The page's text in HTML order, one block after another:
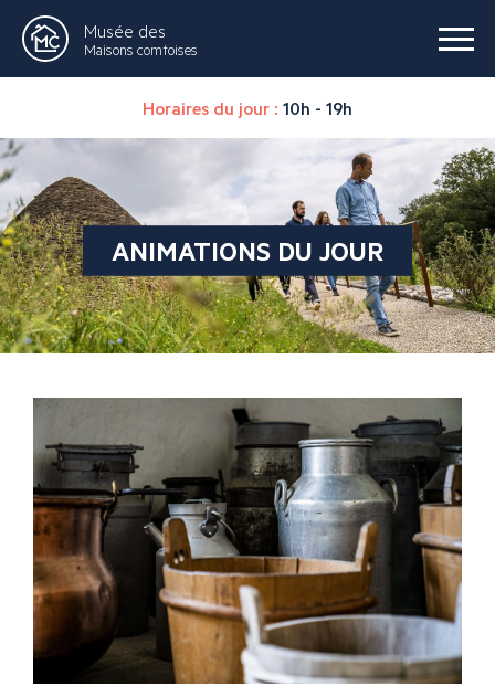
Musée des
Maisons comtoises
Horaires du jour : 10h - 19h
ANIMATIONS DU JOUR